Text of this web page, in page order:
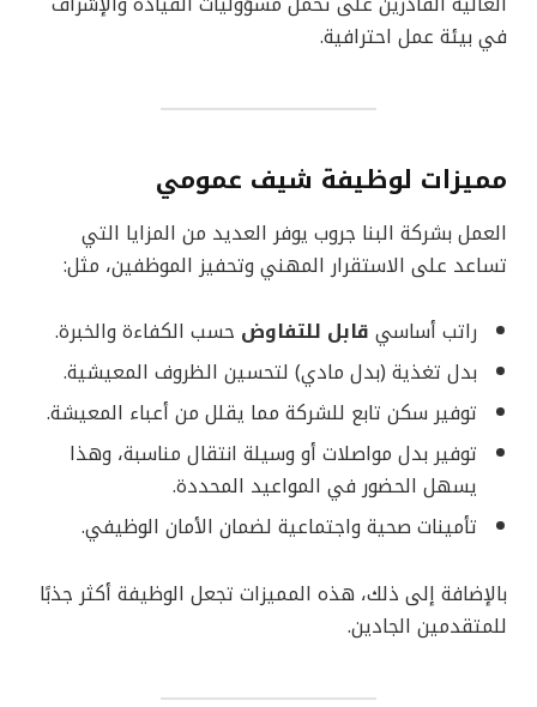
في بيئة عمل احترافية.
مميزات لوظيفة شيف عمومي
العمل بشركة البنا جروب يوفر العديد من المزايا التي
تساعد على الاستقرار المهني وتحفيز الموظفين، مثل:
راتب أساسي قابل للتفاوض حسب الكفاءة والخبرة.
بدل تغذية (بدل مادي) لتحسين الظروف المعيشية.
توفير سكن تابع للشركة مما يقلل من أعباء المعيشة.
توفير بدل مواصلات أو وسيلة انتقال مناسبة، وهذا
يسهل الحضور في المواعيد المحددة.
تأمينات صحية واجتماعية لضمان الأمان الوظيفي.
بالإضافة إلى ذلك، هذه المميزات تجعل الوظيفة أكثر جذبًا
للمتقدمين الجادين.